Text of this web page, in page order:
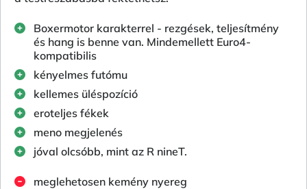
Boxermotor karakterrel - rezgések, teljesítmény
és hang is benne van. Mindemellett Euro4-
kompatibilis
kényelmes futómu
kellemes üléspozíció
eroteljes fékek
meno megjelenés
jóval olcsóbb, mint az R nineT.
meglehetosen kemény nyereg